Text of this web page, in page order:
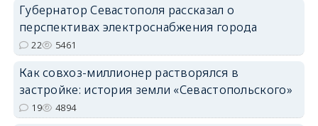
Губернатор Севастополя рассказал о
перспективах электроснабжения города
22 5461
Как совхоз-миллионер растворялся в
застройке: история земли «Севастопольского»
19 4894